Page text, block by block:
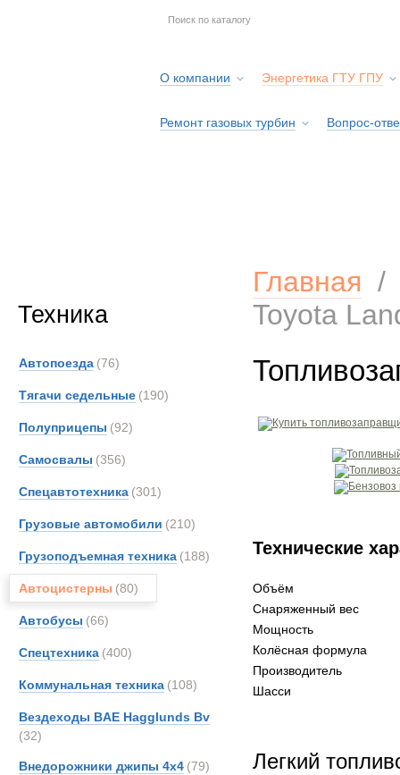
О компании Энергетика ГТУ ГПУ
Ремонт газовых турбин Вопрос-
Техника
Автопоезда (76)
Тягачи седельные (190)
Полуприцепы (92)
Самосвалы (356)
Спецавтотехника (301)
Грузовые автомобили (210)
Грузоподъемная техника (188)
Автоцистерны (80)
Автобусы (66)
Спецтехника (400)
Коммунальная техника (108)
Вездеходы BAE Hagglunds Bv
(32)
Внедорожники джипы 4х4 (79)
Главная
Toyota
Технические
Объём
Снаряженный вес
Мощность
Колёсная формула
Производитель
Шасси
Легкий